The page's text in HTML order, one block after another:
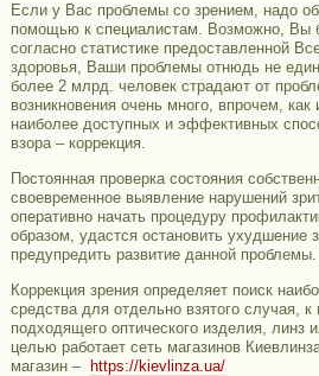
Если у Вас проблемы со зрением, надо
помощью к специалистам. Возможно, Вы
согласно статистике предоставленной
здоровья, Ваши проблемы отнюдь не
более 2 млрд. человек страдают от
возникновения очень много, впрочем,
наиболее доступных и эффективных
взора – коррекция.
Постоянная проверка состояния
своевременное выявление нарушений
оперативно начать процедуру
образом, удастся остановить ухудшение
предупредить развитие данной проблемы.
Коррекция зрения определяет поиск
средства для отдельно взятого случая,
подходящего оптического изделия, линз
целью работает сеть магазинов
магазин – https://kievlinza.ua/